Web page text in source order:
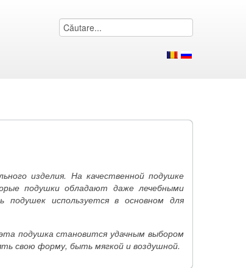
изделия. На качественной подушке
подушки обладают даже лечебными
подушек используется в основном для
подушка становится удачным выбором
свою форму, быть мягкой и воздушной.